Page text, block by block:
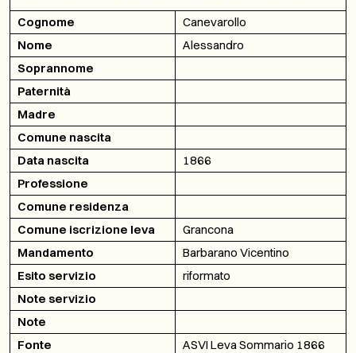
Cognome
Canevarollo
Nome
Alessandro
Soprannome
Paternità
Madre
Comune nascita
Data nascita
1866
Professione
Comune residenza
Comune iscrizione leva
Grancona
Mandamento
Barbarano Vicentino
Esito servizio
riformato
Note servizio
Note
Fonte
ASVI Leva Sommario 1866